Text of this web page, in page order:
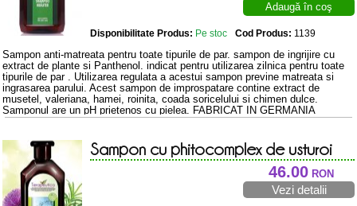
Adaugă în coş
Disponibilitate Produs: Pe stoc Cod Produs: 1139
Sampon anti-matreata pentru toate tipurile de par. sampon de ingrijire cu
extract de plante si Panthenol. indicat pentru utilizarea zilnica pentru toate
tipurile de par . Utilizarea regulata a acestui sampon previne matreata si
ingrasarea parului. Acest sampon de improspatare contine extract de
musetel, valeriana, hamei, roinita, coada soricelului si chimen dulce.
Samponul are un pH prietenos cu pielea. FABRICAT IN GERMANIA
Sampon cu phitocomplex de usturoi
46.00RON
Vezi detalii